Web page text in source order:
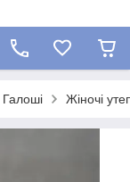
Жіночі